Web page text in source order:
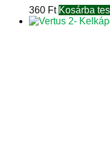
360 Ft Kosárba